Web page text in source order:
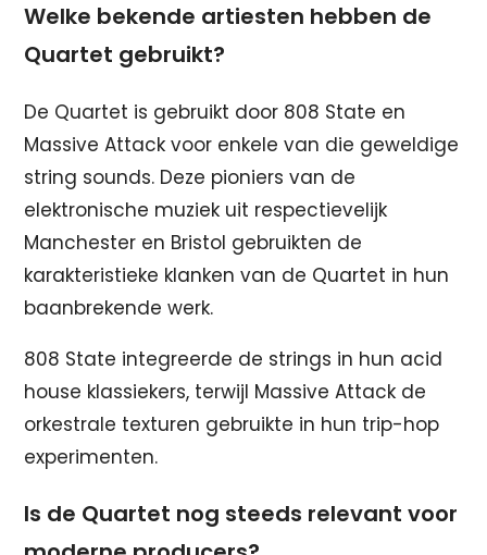
Welke bekende artiesten hebben de
Quartet gebruikt?
De Quartet is gebruikt door 808 State en
Massive Attack voor enkele van die geweldige
string sounds. Deze pioniers van de
elektronische muziek uit respectievelijk
Manchester en Bristol gebruikten de
karakteristieke klanken van de Quartet in hun
baanbrekende werk.
808 State integreerde de strings in hun acid
house klassiekers, terwijl Massive Attack de
orkestrale texturen gebruikte in hun trip-hop
experimenten.
Is de Quartet nog steeds relevant voor